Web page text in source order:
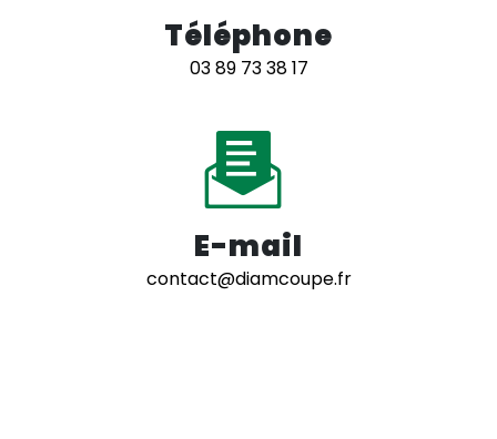
Téléphone
03 89 73 38 17
E-mail
contact@diamcoupe.fr